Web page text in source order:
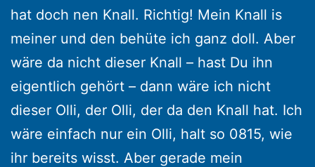
hat doch nen Knall. Richtig! Mein Knall is
meiner und den behüte ich ganz doll. Aber
wäre da nicht dieser Knall – hast Du ihn
eigentlich gehört – dann wäre ich nicht
dieser Olli, der Olli, der da den Knall hat. Ich
wäre einfach nur ein Olli, halt so 0815, wie
ihr bereits wisst. Aber gerade mein